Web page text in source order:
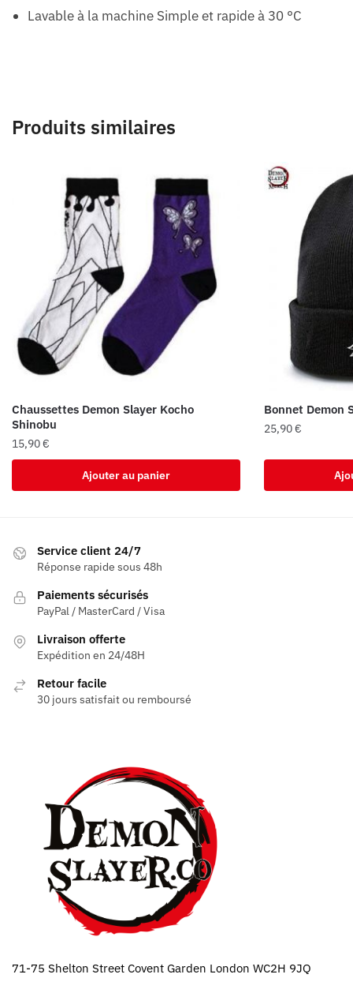
Lavable à la machine Simple et rapide à 30 °C
Produits similaires
Chaussettes Demon Slayer Kocho
Shinobu
15,90€
Ajouter au panier
Bonnet Demon
25,90€
Service client 24/7
Réponse rapide sous 48h
Paiements sécurisés
PayPal / MasterCard / Visa
Livraison offerte
Expédition en 24/48H
Retour facile
30 jours satisfait ou remboursé
71-75 Shelton Street Covent Garden London WC2H 9JQ